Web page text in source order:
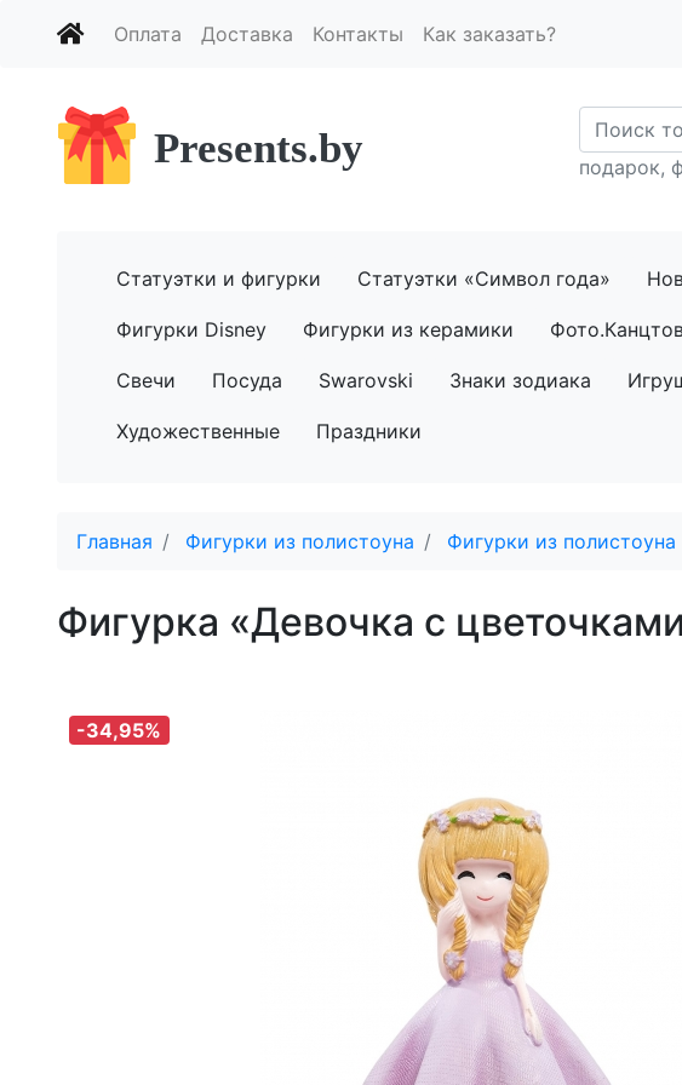
Оплата Доставка Контакты Как заказать?
Presents.by подарок,
Статуэтки и фигурки Статуэтки «Символ года»
Фигурки Disney Фигурки из керамики
Свечи Посуда Swarovski Знаки зодиака
Художественные Праздники
Главная Фигурки из полистоуна Фигурки из
Фигурка «Девочка с
-34,95%